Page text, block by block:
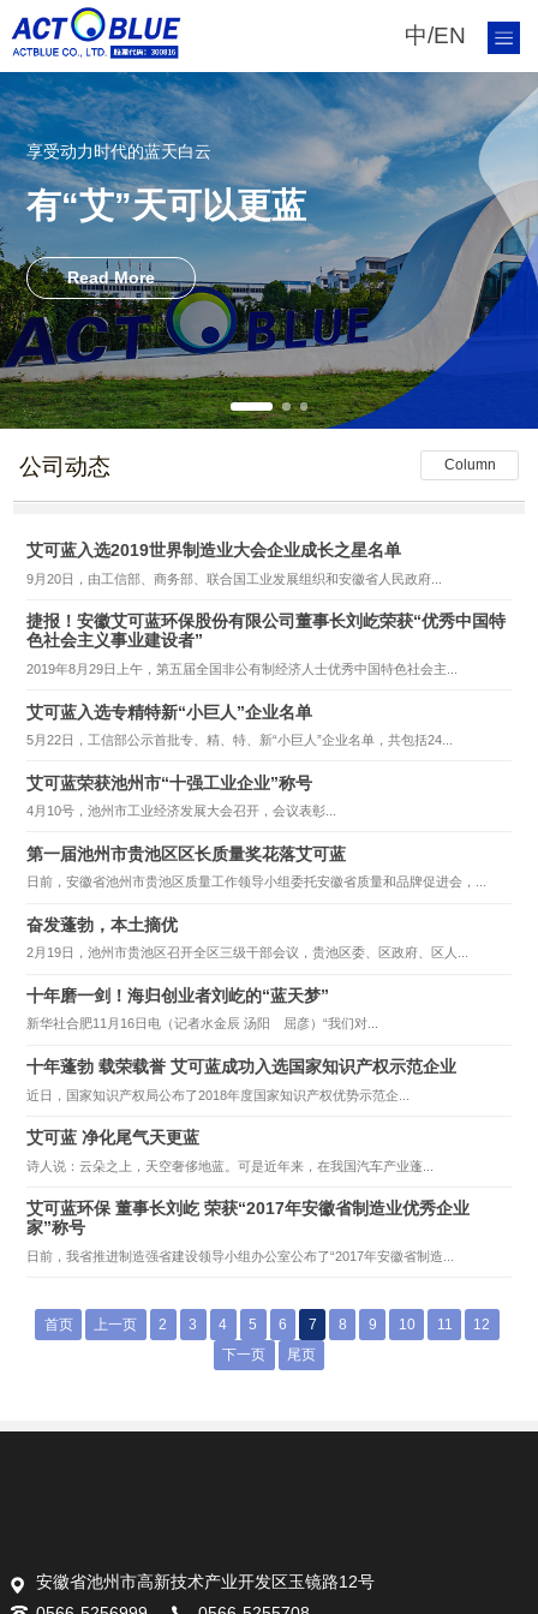
中/EN
享受动力时代的蓝天白云
有“艾”天可以更蓝
Read More
Column
公司动态
艾可蓝入选2019世界制造业大会企业成长之星名单
9月20日，由工信部、商务部、联合国工业发展组织和安徽省人民政府...
捷报！安徽艾可蓝环保股份有限公司董事长刘屹荣获“优秀中国特
色社会主义事业建设者”
2019年8月29日上午，第五届全国非公有制经济人士优秀中国特色社会主...
艾可蓝入选专精特新“小巨人”企业名单
5月22日，工信部公示首批专、精、特、新“小巨人”企业名单，共包括24...
艾可蓝荣获池州市“十强工业企业”称号
4月10号，池州市工业经济发展大会召开，会议表彰...
第一届池州市贵池区区长质量奖花落艾可蓝
日前，安徽省池州市贵池区质量工作领导小组委托安徽省质量和品牌促进会，...
奋发蓬勃，本土摘优
2月19日，池州市贵池区召开全区三级干部会议，贵池区委、区政府、区人...
十年磨一剑！海归创业者刘屹的“蓝天梦”
新华社合肥11月16日电（记者水金辰 汤阳 屈彦）“我们对...
十年蓬勃 载荣载誉 艾可蓝成功入选国家知识产权示范企业
近日，国家知识产权局公布了2018年度国家知识产权优势示范企...
艾可蓝 净化尾气天更蓝
诗人说：云朵之上，天空奢侈地蓝。可是近年来，在我国汽车产业蓬...
艾可蓝环保 董事长刘屹 荣获“2017年安徽省制造业优秀企业
家”称号
日前，我省推进制造强省建设领导小组办公室公布了“2017年安徽省制造...
首页 上一页 2 3 4 5 6 7 8 9 10 11
12
下一页
尾页
安徽省池州市高新技术产业开发区玉镜路12号